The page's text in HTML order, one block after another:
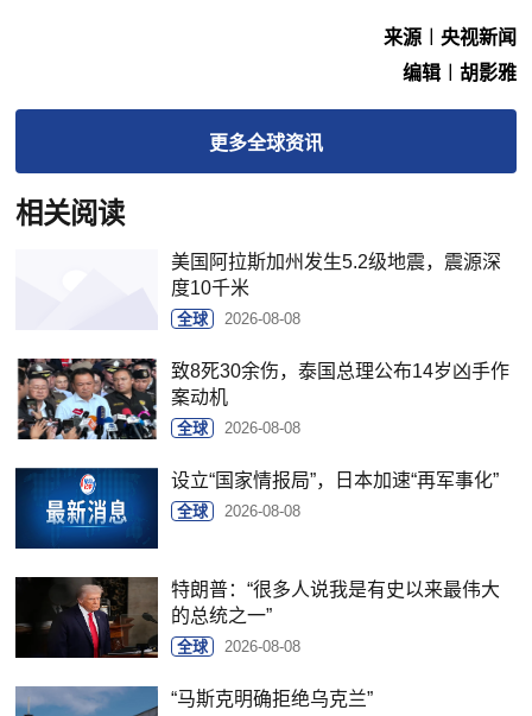
来源︱央视新闻
编辑︱胡影雅
更多全球资讯
相关阅读
美国阿拉斯加州发生5.2级地震，震源深
度10千米
全球 2026-08-08
致8死30余伤，泰国总理公布14岁凶手作
案动机
全球 2026-08-08
设立“国家情报局”，日本加速“再军事化”
全球 2026-08-08
特朗普：“很多人说我是有史以来最伟大
的总统之一”
全球 2026-08-08
“马斯克明确拒绝乌克兰”